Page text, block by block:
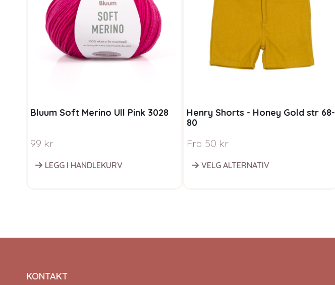
Bluum Soft Merino Ull Pink 3028
99 kr
LEGG I HANDLEKURV
Henry Shorts - Honey Gold str 68-
80
Fra 50 kr
VELG ALTERNATIV
KONTAKT